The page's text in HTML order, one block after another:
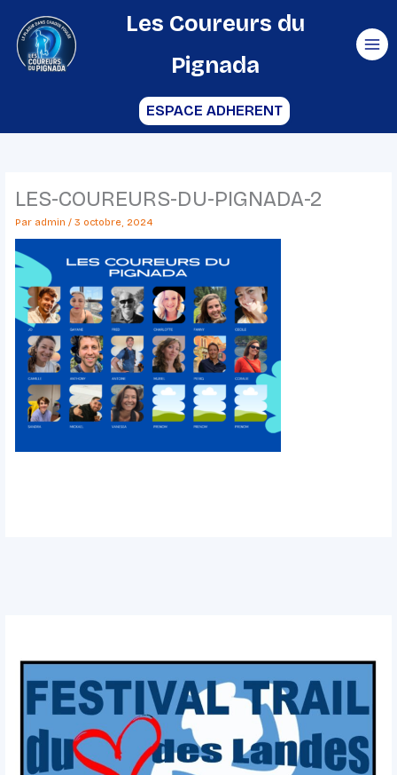
contenu
Les Coureurs du
Pignada
ESPACE ADHERENT
LES-COUREURS-DU-PIGNADA-2
Par admin / 3 octobre, 2024